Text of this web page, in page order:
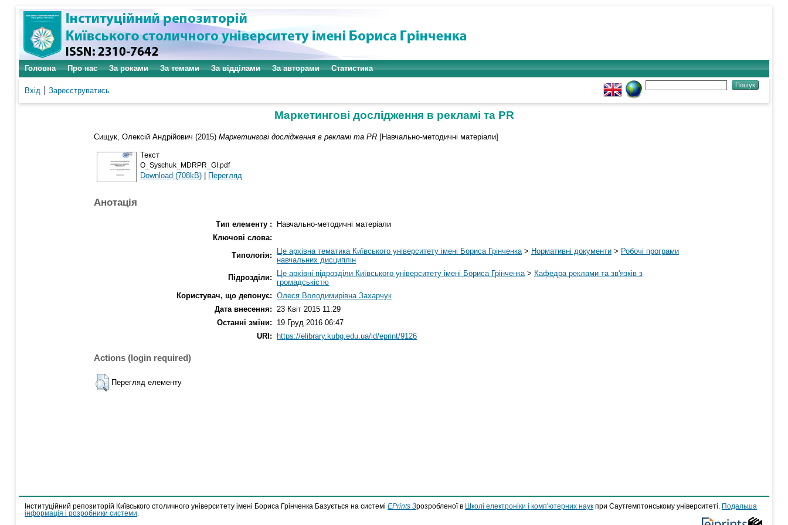
Головна Про нас За роками За темами За відділами За авторами Статистика
Вхід Зареєструватись
Маркетингові дослідження в рекламі та PR
Сищук, Олексій Андрійович (2015) Маркетингові дослідження в рекламі та PR [Навчально-методичні матеріали]
Текст
O_Syschuk_MDRPR_GI.pdf
Download (708kB) | Перегляд
Анотація
Тип елементу :
Навчально-методичні матеріали
Ключові слова:
Типологія:
Це архівна тематика Київського університету імені Бориса Грінченка> Нормативні документи > Робочі програми
навчальних дисциплін
Підрозділи:
Це архівні підрозділи Київського університету імені Бориса Грінченка> Кафедра реклами та зв'язків з
громадськістю
Користувач, що депонує: Олеся Володимирівна Захарчук
Дата внесення: 23 Квіт 2015 11:29
Останні зміни:
19 Груд 2016 06:47
URI:
https://elibrary.kubg.edu.ua/id/eprint/9126
Actions (login required)
Перегляд елементу
Інституційний репозиторій Київського столичного університету імені Бориса Грінченка Базується на системі EPrints 3розробленої в Школі електроніки і комп'ютерних наук при Саутгемптонському університеті.
Подальша
інформація і розробники системи